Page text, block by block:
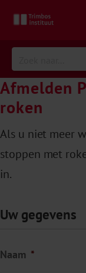
Afmelden
roken
Als u niet meer
stoppen met
in.
Uw gegevens
Naam *